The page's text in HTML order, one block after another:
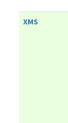
XMS